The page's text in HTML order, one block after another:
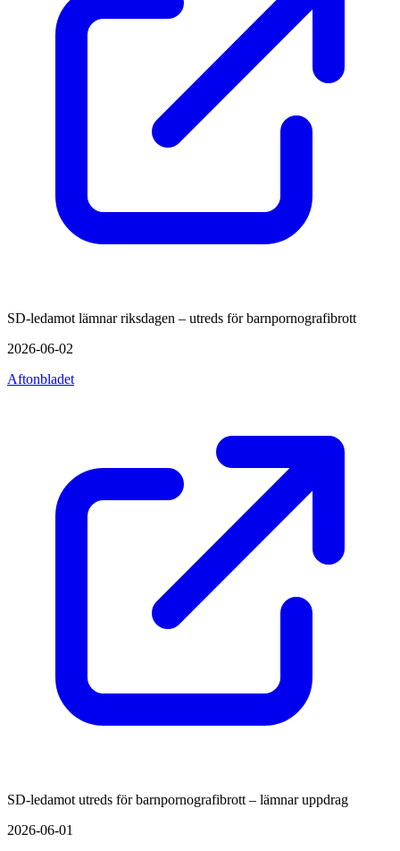
SD-ledamot lämnar riksdagen – utreds för barnpornografibrott
2026-06-02
Aftonbladet
SD-ledamot utreds för barnpornografibrott – lämnar uppdrag
2026-06-01